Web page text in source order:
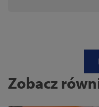
Zobacz